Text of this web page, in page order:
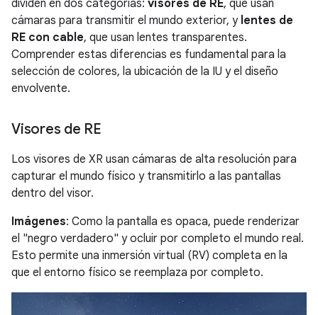
dividen en dos categorías: visores de RE, que usan
cámaras para transmitir el mundo exterior, y lentes de
RE con cable, que usan lentes transparentes.
Comprender estas diferencias es fundamental para la
selección de colores, la ubicación de la IU y el diseño
envolvente.
Visores de RE
Los visores de XR usan cámaras de alta resolución para
capturar el mundo físico y transmitirlo a las pantallas
dentro del visor.
Imágenes: Como la pantalla es opaca, puede renderizar
el "negro verdadero" y ocluir por completo el mundo real.
Esto permite una inmersión virtual (RV) completa en la
que el entorno físico se reemplaza por completo.